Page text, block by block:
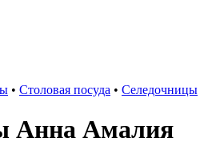
• Столовая посуда • Селедочницы
Анна Амалия